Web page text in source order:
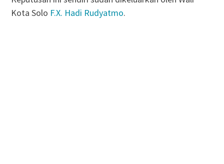
Kota Solo F.X. Hadi Rudyatmo.